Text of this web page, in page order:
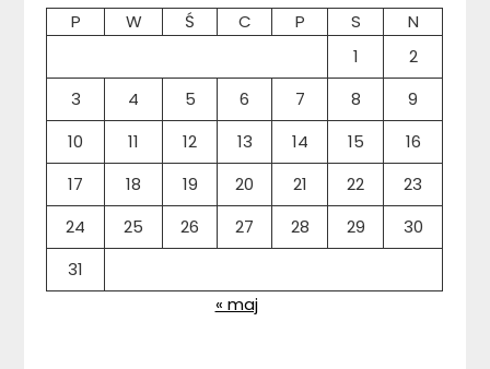
P W Ś C P S
N
1
2
3
4 5 6 7 8
9
10
11 12 13 14 15
16
17
18 19 20 21 22
23
24
25 26 27 28 29
30
31
« maj